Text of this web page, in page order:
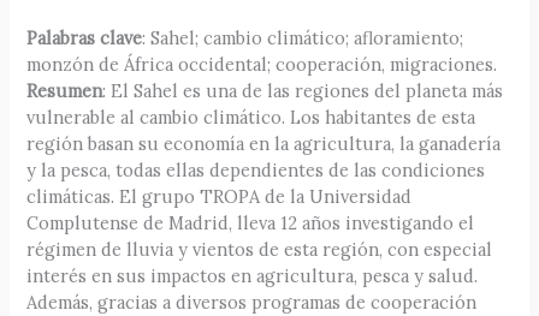
Palabras clave: Sahel; cambio climático; afloramiento;
monzón de África occidental; cooperación, migraciones.
Resumen: El Sahel es una de las regiones del planeta más
vulnerable al cambio climático. Los habitantes de esta
región basan su economía en la agricultura, la ganadería
y la pesca, todas ellas dependientes de las condiciones
climáticas. El grupo TROPA de la Universidad
Complutense de Madrid, lleva 12 años investigando el
régimen de lluvia y vientos de esta región, con especial
interés en sus impactos en agricultura, pesca y salud.
Además, gracias a diversos programas de cooperación